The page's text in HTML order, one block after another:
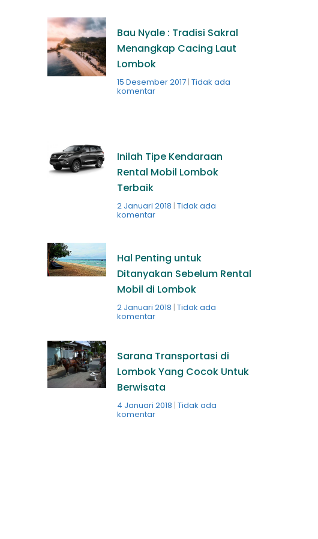
Bau Nyale : Tradisi Sakral
Menangkap Cacing Laut
Lombok
15 Desember 2017 Tidak ada
komentar
Inilah Tipe Kendaraan
Rental Mobil Lombok
Terbaik
2 Januari 2018 Tidak ada
komentar
Hal Penting untuk
Ditanyakan Sebelum Rental
Mobil di Lombok
2 Januari 2018 Tidak ada
komentar
Sarana Transportasi di
Lombok Yang Cocok Untuk
Berwisata
4 Januari 2018 Tidak ada
komentar